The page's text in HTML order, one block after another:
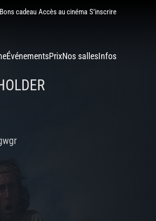
Bons cadeau Accès au cinéma S’inscrire
ÉvénementsPrixNos sallesInfos